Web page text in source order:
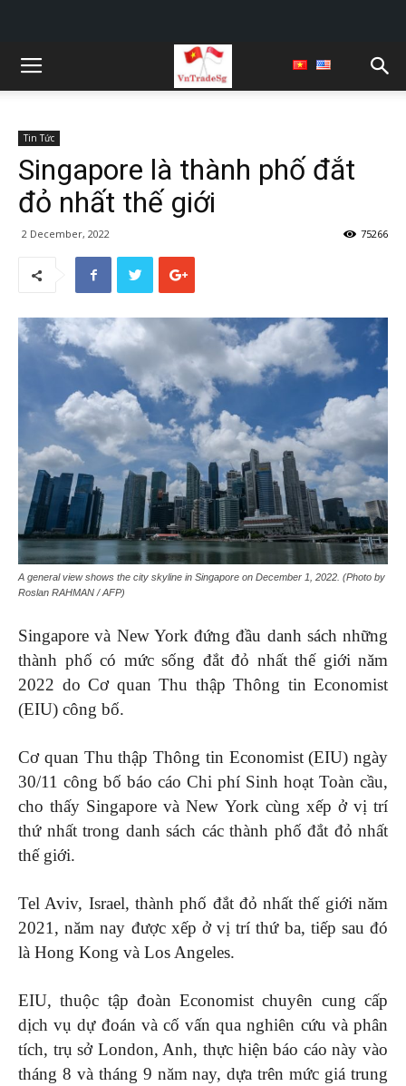
Tin Tức
Singapore là thành phố đắt
đỏ nhất thế giới
2 December, 2022 75266
A general view shows the city skyline in Singapore on December 1, 2022. (Photo by
Roslan RAHMAN / AFP)
Singapore và New York đứng đầu danh sách những
thành phố có mức sống đắt đỏ nhất thế giới năm
2022 do Cơ quan Thu thập Thông tin Economist
(EIU) công bố.
Cơ quan Thu thập Thông tin Economist (EIU) ngày
30/11 công bố báo cáo Chi phí Sinh hoạt Toàn cầu,
cho thấy Singapore và New York cùng xếp ở vị trí
thứ nhất trong danh sách các thành phố đắt đỏ nhất
thế giới.
Tel Aviv, Israel, thành phố đắt đỏ nhất thế giới năm
2021, năm nay được xếp ở vị trí thứ ba, tiếp sau đó
là Hong Kong và Los Angeles.
EIU, thuộc tập đoàn Economist chuyên cung cấp
dịch vụ dự đoán và cố vấn qua nghiên cứu và phân
tích, trụ sở London, Anh, thực hiện báo cáo này vào
tháng 8 và tháng 9 năm nay, dựa trên mức giá trung